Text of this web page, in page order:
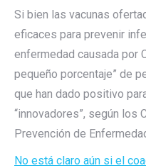
Si bien las vacunas
eficaces para prevenir
enfermedad causada por
pequeño porcentaje” de
que han dado positivo
“innovadores”, según los
Prevención de
No está claro aún si el